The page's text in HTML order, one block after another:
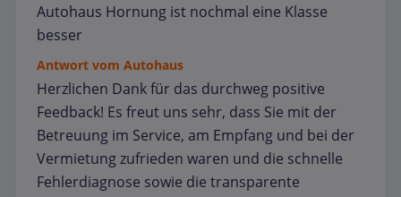
Autohaus Hornung ist nochmal eine Klasse
besser
Antwort vom Autohaus
Herzlichen Dank für das durchweg positive
Feedback! Es freut uns sehr, dass Sie mit der
Betreuung im Service, am Empfang und bei der
Vermietung zufrieden waren und die schnelle
Fehlerdiagnose sowie die transparente